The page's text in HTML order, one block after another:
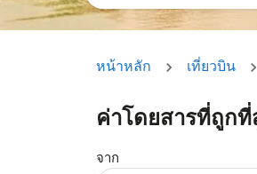
หน้าหลัก เที่ยวบิน
ค่าโดยสารที่ถูกที่
จาก
ลองอัปเดตเส้นทางของคุ